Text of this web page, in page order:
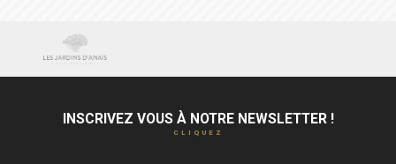
INSCRIVEZ VOUS À NOTRE NEWSLETTER !
CLIQUEZ